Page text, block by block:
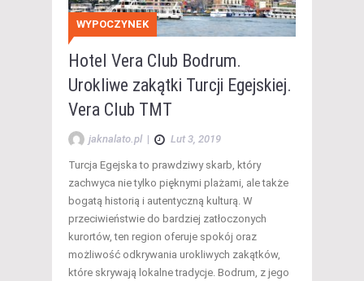
WYPOCZYNEK
Hotel Vera Club Bodrum.
Urokliwe zakątki Turcji Egejskiej.
Vera Club TMT
jaknalato.pl | Lut 3, 2019
Turcja Egejska to prawdziwy skarb, który
zachwyca nie tylko pięknymi plażami, ale także
bogatą historią i autentyczną kulturą. W
przeciwieństwie do bardziej zatłoczonych
kurortów, ten region oferuje spokój oraz
możliwość odkrywania urokliwych zakątków,
które skrywają lokalne tradycje. Bodrum, z jego